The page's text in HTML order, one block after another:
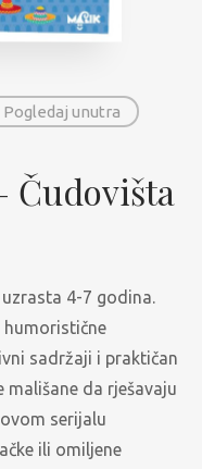
Pogledaj unutra
Čudovišta
4-7 godina.
humoristične
sadržaji i praktičan
mališane da rješavaju
serijalu
ili omiljene